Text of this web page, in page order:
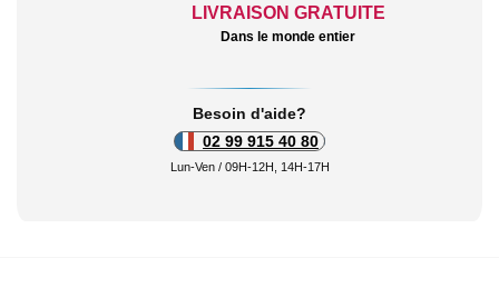
LIVRAISON GRATUITE
Dans le monde entier
Besoin d'aide?
02 99 915 40 80
Lun-Ven / 09H-12H, 14H-17H